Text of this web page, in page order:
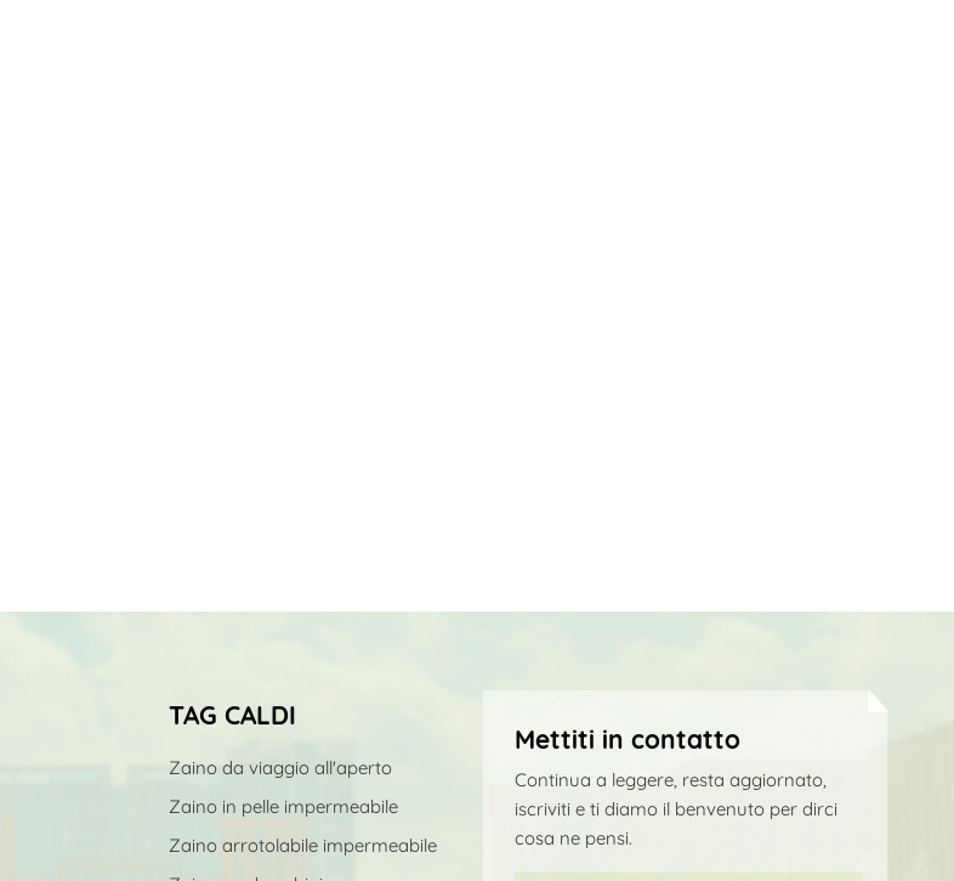
TAG CALDI
Zaino da viaggio all'aperto
Zaino in pelle impermeabile
Zaino arrotolabile impermeabile
Mettiti in contatto
Continua a leggere, resta aggiornato,
iscriviti e ti diamo il benvenuto per dirci
cosa ne pensi.